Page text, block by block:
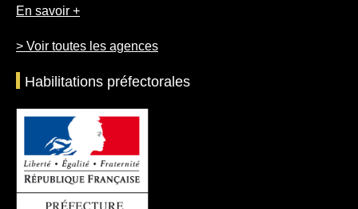
En savoir +
> Voir toutes les agences
Habilitations préfectorales